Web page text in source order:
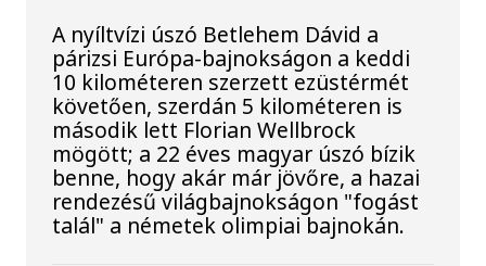
A nyíltvízi úszó Betlehem Dávid a
párizsi Európa-bajnokságon a keddi
10 kilométeren szerzett ezüstérmét
követően, szerdán 5 kilométeren is
második lett Florian Wellbrock
mögött; a 22 éves magyar úszó bízik
benne, hogy akár már jövőre, a hazai
rendezésű világbajnokságon "fogást
talál" a németek olimpiai bajnokán.